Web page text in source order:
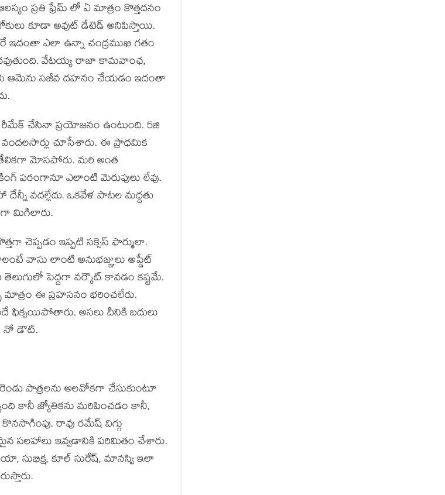
ప్రతి ఫ్రేమ్ లో ఏ మాత్రం కొత్తదనం
కూడా అవుట్ డేటెడ్ అనిపిస్తాయి.
ఇదంతా ఎలా ఉన్నా చంద్రముఖి గతం
వేటయ్య రాజా కామవాంఛ,
ఆమెను సజీవ దహనం చేయడం ఇదంతా
రీమేక్ చేసినా ప్రయోజనం ఉంటుంది. 5జి
చూసేశారు. ఈ ప్రాధమిక
తేలికగా మోసపోరు. మరి అంత
పరంగానూ ఎలాంటి మెరుపులు లేవు.
వదల్లేదు. ఒకవేళ పాటల మద్దతు
మిగిలారు.
చెప్పడం ఇప్పటి సక్సెస్ ఫార్ములా.
వాసు లాంటి అనుభజ్ఞులు అప్డేట్
పెద్దగా వర్కౌట్ కావడం కష్టమే.
మాత్రం ఈ ప్రహసనం భరించలేరు.
ఫిక్సయిపోతారు. అసలు దీనికి బదులు
నో డౌట్.
పాత్రలను అలవోకగా చేసుకుంటూ
కానీ జ్యోతికను మరిపించడం కానీ,
రావు రమేష్ విగ్గు
సలహాలు ఇవ్వడానికి పరిమితం చేశారు.
సుభిక్ష, కూల్ సురేష్, మానస్వి ఇలా